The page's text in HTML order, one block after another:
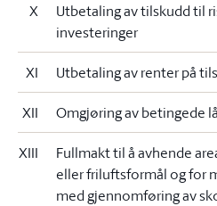
X
Utbetaling av tilskudd til
investeringer
XI Utbetaling av renter på
XII Omgjøring av betingede
XIII
Fullmakt til å avhende
eller friluftsformål og for
med gjennomføring av